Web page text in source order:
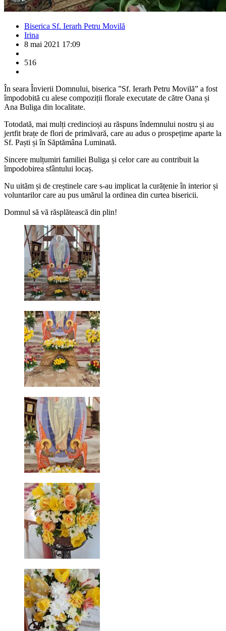
Biserica Sf. Ierarh Petru Movilă
Irina
8 mai 2021 17:09
516
În seara Învierii Domnului, biserica ”Sf. Ierarh Petru Movilă” a fost
împodobită cu alese compoziții florale executate de către Oana și
Ana Buliga din localitate.
Totodată, mai mulți credincioși au răspuns îndemnului nostru și au
jertfit brațe de flori de primăvară, care au adus o prospețime aparte la
Sf. Paști și în Săptămâna Luminată.
Sincere mulțumiri familiei Buliga și celor care au contribuit la
împodobirea sfântului locaș.
Nu uităm și de creștinele care s-au implicat la curățenie în interior și
voluntarilor care au pus umărul la ordinea din curtea bisericii.
Domnul să vă răsplătească din plin!